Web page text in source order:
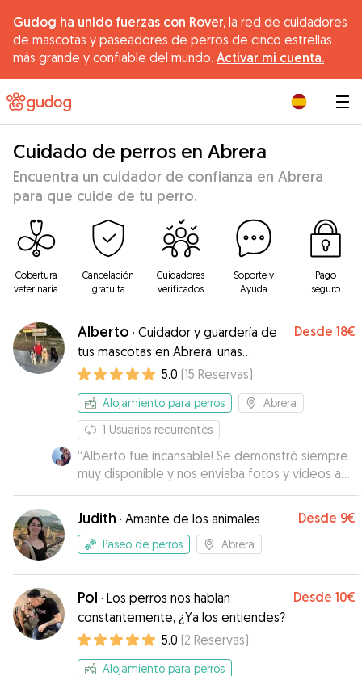
Gudog ha unido fuerzas con Rover, la red de cuidadores
de mascotas y paseadores de perros de cinco estrellas
más grande y confiable del mundo. Activar mi cuenta.
Cuidado de perros en Abrera
Encuentra un cuidador de confianza en Abrera
para que cuide de tu perro.
Cobertura
veterinaria
Cancelación
gratuita
Cuidadores
verificados
Soporte y
Ayuda
Pago
seguro
Alberto · Cuidador y guardería de
tus mascotas en Abrera, unas
vacaciones para ellos
Desde 18€
5.0 (15 Reservas)
Alojamiento para perros
Abrera
1 Usuarios recurrentes
“Alberto fue incansable! Se demonstró siempre
muy disponible y nos enviaba fotos y vídeos a
cada día. Nuestra perrita estuvo super cómoda y
hizo nuevos amiguitos. Sin duda repetiremos
porque tanto a nuestra perrita como a nosotros
nos encantó! ”
Judith · Amante de los animales Desde 9€
Paseo de perros Abrera
Pol · Los perros nos hablan
constantemente, ¿Ya los entiendes?
Desde 10€
5.0 (2 Reservas)
Alojamiento para perros